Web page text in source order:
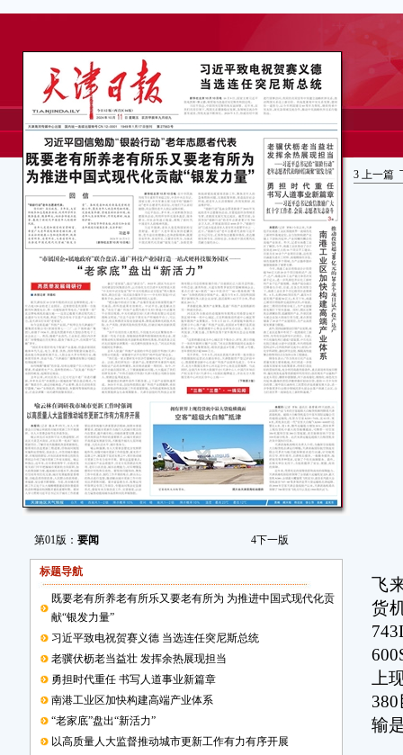
第01版： 要闻 4下一版
标题导航
既要老有所养老有所乐又要老有所为 为推进中国式现代化贡
献“银发力量”
习近平致电祝贺赛义德 当选连任突尼斯总统
老骥伏枥老当益壮 发挥余热展现担当
勇担时代重任 书写人道事业新篇章
南港工业区加快构建高端产业体系
“老家底”盘出“新活力”
以高质量人大监督推动城市更新工作有力有序开展
3 上一篇
飞
货
上
输